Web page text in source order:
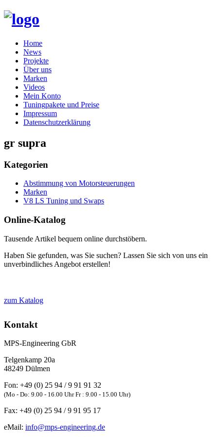
Skip
content
Home
News
Projekte
Über uns
Marken
Videos
Mein Konto
Tuningpakete und Preise
Impressum
Datenschutzerklärung
gr supra
Kategorien
Abstimmung von Motorsteuerungen
Marken
V8 LS Tuning und Swaps
Online-Katalog
Tausende Artikel bequem online durchstöbern.
Haben Sie gefunden, was Sie suchen? Lassen Sie sich von uns ein
unverbindliches Angebot erstellen!
zum Katalog
Kontakt
MPS-Engineering GbR
Telgenkamp 20a
48249 Dülmen
Fon: +49 (0) 25 94 / 9 91 91 32
(Mo - Do: 9.00 - 16.00 Uhr Fr : 9.00 - 15.00 Uhr)
Fax: +49 (0) 25 94 / 9 91 95 17
eMail: info@mps-engineering.de